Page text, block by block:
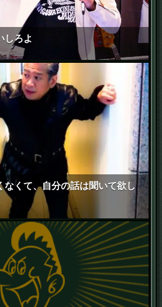
しろよ
なくて、自分の話は聞いて欲し